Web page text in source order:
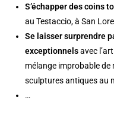
S’échapper des coins
au Testaccio, à San
Se laisser surprendre
exceptionnelsavec
mélange improbable de
sculptures antiques au
…